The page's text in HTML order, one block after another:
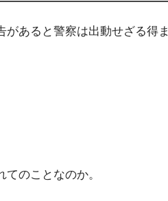
あると警察は出動せざる得ま
のことなのか。